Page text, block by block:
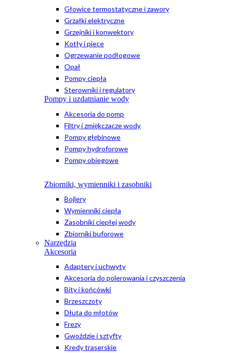
Głowice termostatyczne i zawory
Grzałki elektryczne
Grzejniki i konwektory
Kotły i piece
Ogrzewanie podłogowe
Opał
Pompy ciepła
Sterowniki i regulatory
Pompy i uzdatnianie wody
Akcesoria do pomp
Filtry i zmiękczacze wody
Pompy głębinowe
Pompy hydroforowe
Pompy obiegowe
Zbiorniki, wymienniki i zasobniki
Bojlery
Wymienniki ciepła
Zasobniki ciepłej wody
Zbiorniki buforowe
Narzędzia
Akcesoria
Adaptery i uchwyty
Akcesoria do polerowania i czyszczenia
Bity i końcówki
Brzeszczoty
Dłuta do młotów
Frezy
Gwoździe i sztyfty
Kredy traserskie